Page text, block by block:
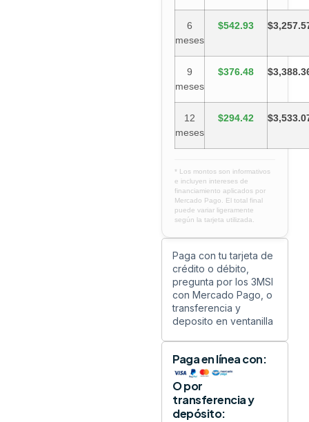
6
meses
$542.93
9
meses
$376.48
12
meses
$294.42
* Los montos son informativos
e incluyen intereses de
financiamiento aplicados por
Mercado Pago. El total final
puede variar ligeramente
según la tarjeta utilizada.
Paga con tu tarjeta de
crédito o débito,
pregunta por los 3MSI
con Mercado Pago, o
transferencia y
deposito en ventanilla
Paga en línea con:
O por
transferencia y
depósito: